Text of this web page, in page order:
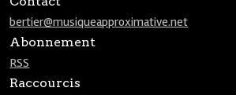
bertier@musiqueapproximative.net
Abonnement
RSS
Raccourcis